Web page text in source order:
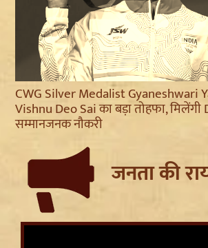
CWG Silver Medalist Gyaneshwari
Vishnu Deo Sai का बड़ा तोहफा, मिलेंगी
सम्मानजनक नौकरी
जनता की